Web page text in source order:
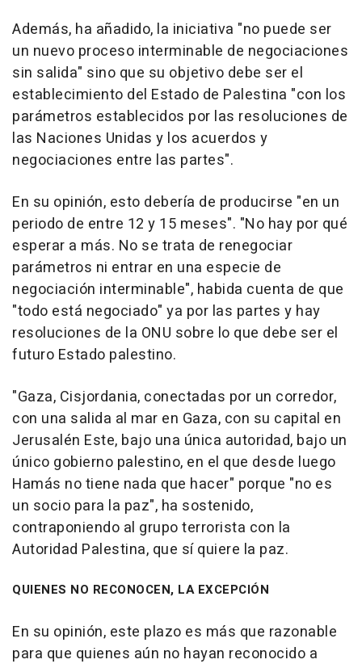
Además, ha añadido, la iniciativa "no puede ser
un nuevo proceso interminable de negociaciones
sin salida" sino que su objetivo debe ser el
establecimiento del Estado de Palestina "con los
parámetros establecidos por las resoluciones de
las Naciones Unidas y los acuerdos y
negociaciones entre las partes".
En su opinión, esto debería de producirse "en un
periodo de entre 12 y 15 meses". "No hay por qué
esperar a más. No se trata de renegociar
parámetros ni entrar en una especie de
negociación interminable", habida cuenta de que
"todo está negociado" ya por las partes y hay
resoluciones de la ONU sobre lo que debe ser el
futuro Estado palestino.
"Gaza, Cisjordania, conectadas por un corredor,
con una salida al mar en Gaza, con su capital en
Jerusalén Este, bajo una única autoridad, bajo un
único gobierno palestino, en el que desde luego
Hamás no tiene nada que hacer" porque "no es
un socio para la paz", ha sostenido,
contraponiendo al grupo terrorista con la
Autoridad Palestina, que sí quiere la paz.
QUIENES NO RECONOCEN, LA EXCEPCIÓN
En su opinión, este plazo es más que razonable
para que quienes aún no hayan reconocido a